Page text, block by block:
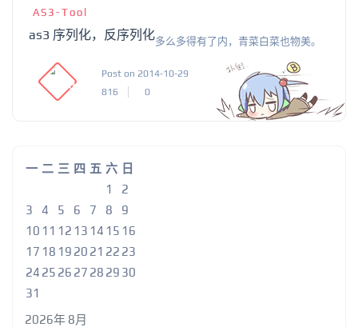
AS3-Tool
as3 序列化，反序列化多么多得有了内，青菜白菜也物美。
Post on 2014-10-29
816
0
2026年 8月
一 二 三 四 五 六 日
1
2
3
4 5 6 7 8
9
10 11 12 13 14 15 16
17 18 19 20 21 22 23
24 25 26 27 28 29 30
31